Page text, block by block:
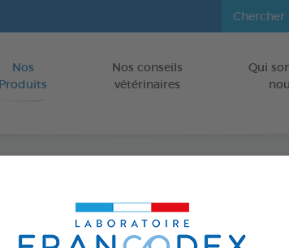
Aller au contenu
Nos
Produits
Nos conseils
vétérinaires
Qui